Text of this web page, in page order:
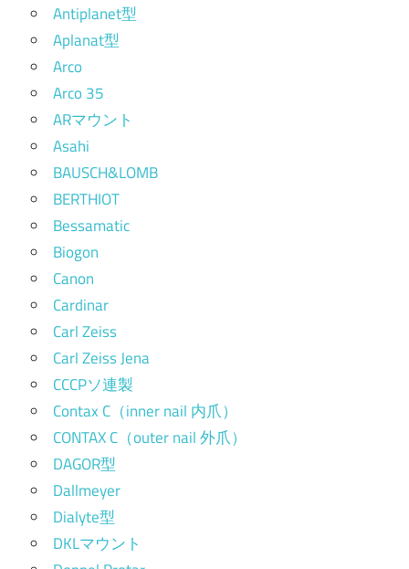
Antiplanet型
Aplanat型
Arco
Arco 35
ARマウント
Asahi
BAUSCH&LOMB
BERTHIOT
Bessamatic
Biogon
Canon
Cardinar
Carl Zeiss
Carl Zeiss Jena
CCCPソ連製
Contax C（inner nail 内爪）
CONTAX C（outer nail 外爪）
DAGOR型
Dallmeyer
Dialyte型
DKLマウント